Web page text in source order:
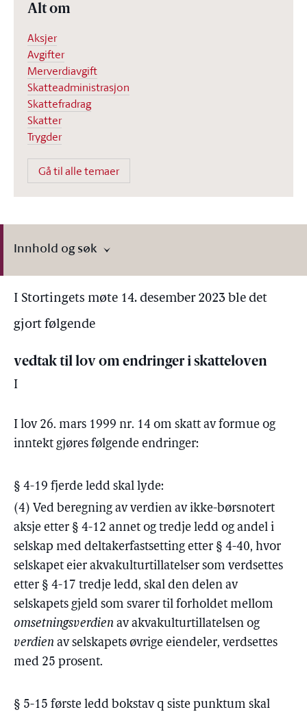
Alt om
Aksjer
Avgifter
Merverdiavgift
Skatteadministrasjon
Skattefradrag
Skatter
Trygder
Gå til alle temaer
Innhold og søk
I Stortingets møte 14. desember 2023 ble det
gjort følgende
vedtak til lov om endringer i skatteloven
I
I lov 26. mars 1999 nr. 14 om skatt av formue og
inntekt gjøres følgende endringer:
§ 4-19 fjerde ledd skal lyde:
(4) Ved beregning av verdien av ikke-børsnotert
aksje etter § 4-12 annet og tredje ledd og andel i
selskap med deltakerfastsetting etter § 4-40, hvor
selskapet eier akvakulturtillatelser som verdsettes
etter § 4-17 tredje ledd, skal den delen av
selskapets gjeld som svarer til forholdet mellom
omsetningsverdien av akvakulturtillatelsen og
verdien av selskapets øvrige eiendeler, verdsettes
med 25 prosent.
§ 5-15 første ledd bokstav q siste punktum skal